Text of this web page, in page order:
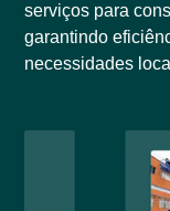
serviços para
garantindo
necessidades